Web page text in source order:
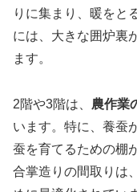
りに集まり、暖をと
には、大きな囲炉裏
ます。
2階や3階は、 農作業
います。特に、養蚕
蚕を育てるための棚
合掌造りの間取りは、